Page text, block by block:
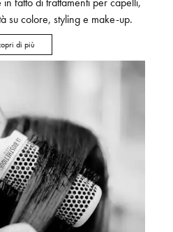
su colore, styling e make-up.
di più